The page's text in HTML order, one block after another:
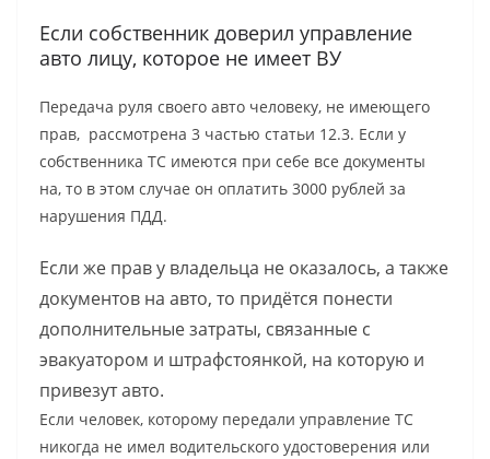
Если собственник доверил управление
авто лицу, которое не имеет ВУ
Передача руля своего авто человеку, не имеющего
прав, рассмотрена 3 частью статьи 12.3. Если у
собственника ТС имеются при себе все документы
на, то в этом случае он оплатить 3000 рублей за
нарушения ПДД.
Если же прав у владельца не оказалось, а также
документов на авто, то придётся понести
дополнительные затраты, связанные с
эвакуатором и штрафстоянкой, на которую и
привезут авто.
Если человек, которому передали управление ТС
никогда не имел водительского удостоверения или